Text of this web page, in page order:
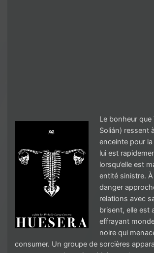
Le bonheur que
Solián) ressent
enceinte pour
lui est
lorsqu’elle est
entité sinistre.
danger
relations avec
brisent, elle est
effrayant
noire qui
consumer. Un groupe de sorcières